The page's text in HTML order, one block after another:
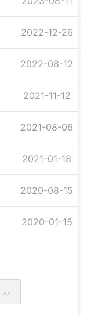
2022-12-26
2022-08-12
2021-11-12
2021-08-06
2021-01-18
2020-08-15
2020-01-15
>>